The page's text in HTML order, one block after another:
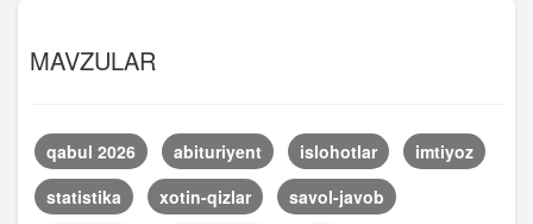
MAVZULAR
qabul 2026 abituriyent islohotlar
imtiyoz
statistika
xotin-qizlar
savol-javob